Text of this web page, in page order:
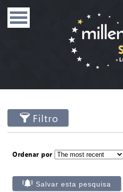
Filtro
Ordenar por
Salvar esta pesquisa